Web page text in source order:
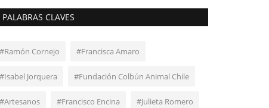
PALABRAS CLAVES
#Ramón Cornejo #Francisca Amaro
#Isabel Jorquera #Fundación Colbún Animal Chile
#Artesanos #Francisco Encina #Julieta Romero